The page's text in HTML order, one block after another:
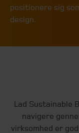
positionere sig
design.
Lad Sustainable
navigere
virksomhed er